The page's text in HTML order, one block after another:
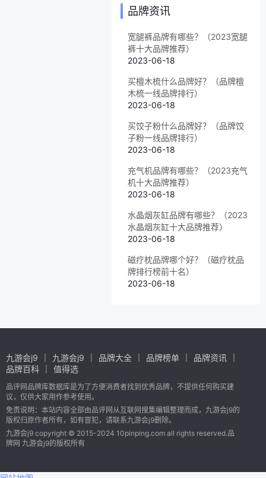
品牌资讯
宽腿裤品牌有哪些？（2023宽腿
裤十大品牌推荐）
2023-06-18
买檀木梳什么品牌好？（品牌檀
木梳一线品牌排行）
2023-06-18
买饺子粉什么品牌好？（品牌饺
子粉一线品牌排行）
2023-06-18
充气机品牌有哪些？（2023充气
机十大品牌推荐）
2023-06-18
水晶烟灰缸品牌有哪些？（2023
水晶烟灰缸十大品牌推荐）
2023-06-18
磁疗枕品牌哪个好？（磁疗枕品
牌排行榜前十名）
2023-06-18
九游会j9 九游会j9 品牌大全 品牌榜单
品牌资讯
品牌百科
值得选
品评网品牌库数据库是为了方便消费者找到优秀品牌，不提供任何购买建
议，仅供大家用作参考使用。
免责说明：本站内容全部由品评网从互联网搜集编辑整理而成，九游会j9的
版权归原作者所有，如有冒犯，请联系九游会j9删除。
九游会j9 copyright © 2015-2024 10pinping.com all rights reserved.品
牌网 九游会j9的版权所有